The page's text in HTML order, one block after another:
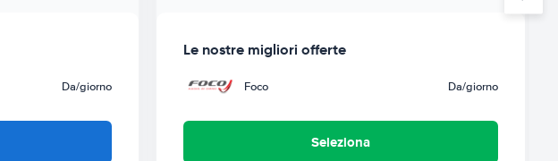
Da/giorno
Le nostre migliori offerte
Foco Da/giorno
Seleziona